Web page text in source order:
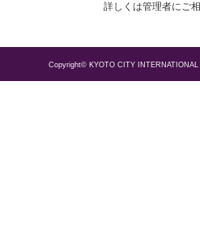
詳しくは管理者にご
Copyright© KYOTO CITY